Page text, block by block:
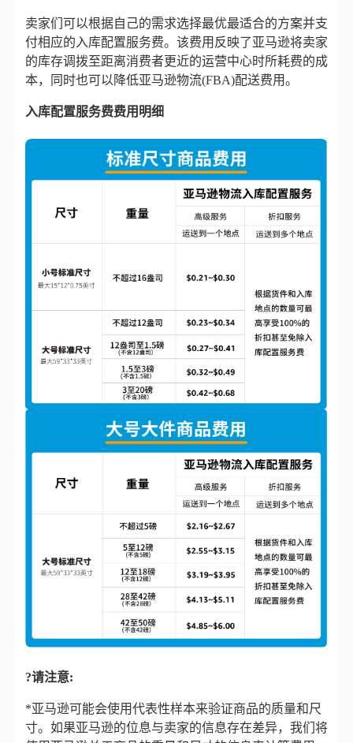
卖家们可以根据自己的需求选择最优最适合的方案并支
付相应的 入库配置服务费。该费用反映了亚马逊将卖家
的库存调拨至距离消费者更近的运营中心时所耗费的成
本，同时也可以降低亚马逊物流(FBA)配送费用。
入库配置服务费费用明细
?请注意:
*亚马逊可能会使用代表性样本来验证商品的质量和尺
寸。如果亚马逊的位息与卖家的信息存在差异，我们将